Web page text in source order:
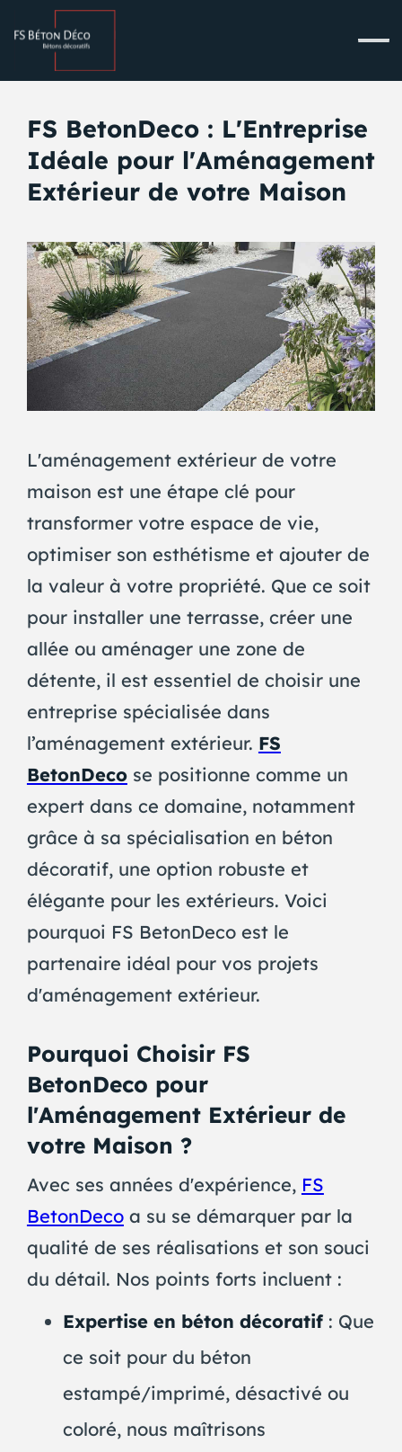
FS BetonDeco : L'Entreprise
Idéale pour l'Aménagement
Extérieur de votre Maison
L'aménagement extérieur de votre
maison est une étape clé pour
transformer votre espace de vie,
optimiser son esthétisme et ajouter de
la valeur à votre propriété. Que ce soit
pour installer une terrasse, créer une
allée ou aménager une zone de
détente, il est essentiel de choisir une
entreprise spécialisée dans
l’aménagement extérieur. FS
BetonDecose positionne comme un
expert dans ce domaine, notamment
grâce à sa spécialisation en béton
décoratif, une option robuste et
élégante pour les extérieurs. Voici
pourquoi FS BetonDeco est le
partenaire idéal pour vos projets
d'aménagement extérieur.
Pourquoi Choisir FS
BetonDeco pour
l'Aménagement Extérieur de
votre Maison ?
Avec ses années d'expérience, FS
BetonDecoa su se démarquer par la
qualité de ses réalisations et son souci
du détail. Nos points forts incluent :
Expertise en béton décoratif: Que
ce soit pour du béton
estampé/imprimé, désactivé ou
coloré, nous maîtrisons